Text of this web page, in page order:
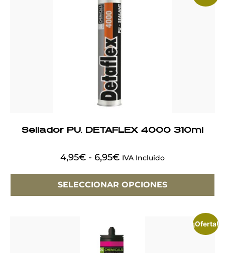
Sellador PU. DETAFLEX 4000 310ml
4,95€ - 6,95€ IVA Incluido
SELECCIONAR OPCIONES
¡Oferta!